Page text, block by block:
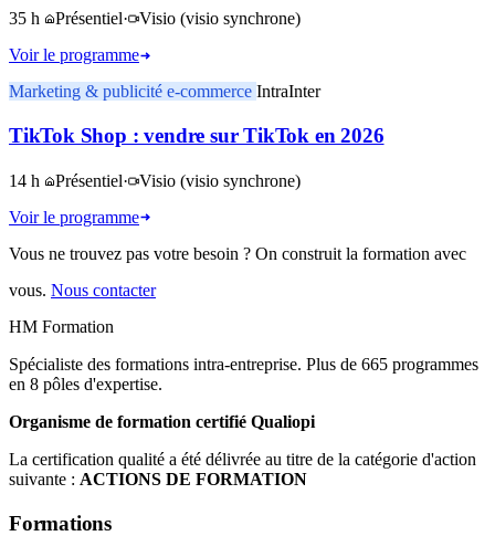
35 h Présentiel· Visio (visio synchrone)
Voir le programme
Marketing & publicité e-commerce IntraInter
TikTok Shop : vendre sur TikTok en 2026
14 h Présentiel· Visio (visio synchrone)
Voir le programme
Vous ne trouvez pas votre besoin ? On construit la formation avec
vous. Nous contacter
HM Formation
Spécialiste des formations intra-entreprise. Plus de 665 programmes
en 8 pôles d'expertise.
Organisme de formation certifié Qualiopi
La certification qualité a été délivrée au titre de la catégorie d'action
suivante : ACTIONS DE FORMATION
Formations